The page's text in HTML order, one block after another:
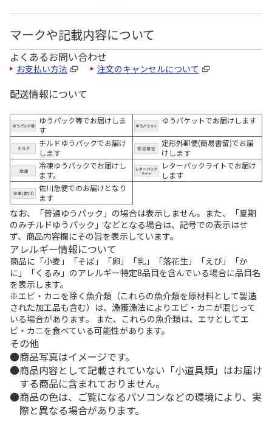
マークや記載内容について
よくあるお問い合わせ
お支払い方法 注文のキャンセルについて
配送情報について
ゆうパック等でお届けしま
す
ゆうパケットでお届けします
チルドゆうパックでお届け
します
定形外郵便(簡易書留)でお届
けします
冷凍ゆうパックでお届けし
ます。
レターパックライトでお届け
します
佐川急便でのお届けとなり
ます
なお、「普通ゆうパック」の場合は表示しません。また、「夏期
のみチルドゆうパック」などとなる場合は、記号での表示はせ
ず、商品内容欄にその旨を表示しています。
アレルギー情報について
商品に「小麦」「そば」「卵」「乳」「落花生」「えび」「か
に」「くるみ」のアレルギー特定8品目を含んでいる場合に品目名
を表示します。
※エビ・カニを除く魚介類（これらの魚介類を原材料として製造
された加工品も含む）は、漁獲漁法によりエビ・カニが混じって
いる場合があります。 また、これらの魚介類は、エサとしてエ
ビ・カニを食べている可能性があります。
その他
商品写真はイメージです。
商品内容として記載されていない「小道具類」はお届け
する商品に含まれておりません。
商品の色は、ご覧になるパソコンなどの環境により、実
際と異なる場合があります。